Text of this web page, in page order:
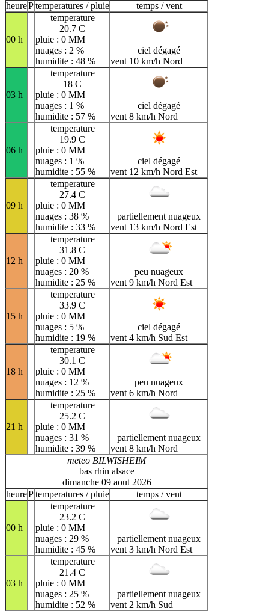
heurePtemperatures / pluie temps / vent
00 h
temperature
20.7 C
pluie : 0 MM
nuages : 2 %
humidite : 48 %
ciel dégagé
vent 10 km/h Nord
03 h
temperature
18 C
pluie : 0 MM
nuages : 1 %
humidite : 57 %
ciel dégagé
vent 8 km/h Nord
06 h
temperature
19.9 C
pluie : 0 MM
nuages : 1 %
humidite : 55 %
ciel dégagé
vent 12 km/h Nord Est
09 h
temperature
27.4 C
pluie : 0 MM
nuages : 38 %
humidite : 33 %
partiellement nuageux
vent 13 km/h Nord Est
12 h
temperature
31.8 C
pluie : 0 MM
nuages : 20 %
humidite : 25 %
peu nuageux
vent 9 km/h Nord Est
15 h
temperature
33.9 C
pluie : 0 MM
nuages : 5 %
humidite : 19 %
ciel dégagé
vent 4 km/h Sud Est
18 h
temperature
30.1 C
pluie : 0 MM
nuages : 12 %
humidite : 25 %
peu nuageux
vent 6 km/h Nord
21 h
temperature
25.2 C
pluie : 0 MM
nuages : 31 %
humidite : 39 %
partiellement nuageux
vent 8 km/h Nord
meteo BILWISHEIM
bas rhin alsace
dimanche 09 aout 2026
heurePtemperatures / pluie temps / vent
00 h
temperature
23.2 C
pluie : 0 MM
nuages : 29 %
humidite : 45 %
partiellement nuageux
vent 3 km/h Nord Est
03 h
temperature
21.4 C
pluie : 0 MM
nuages : 25 %
humidite : 52 %
partiellement nuageux
vent 2 km/h Sud